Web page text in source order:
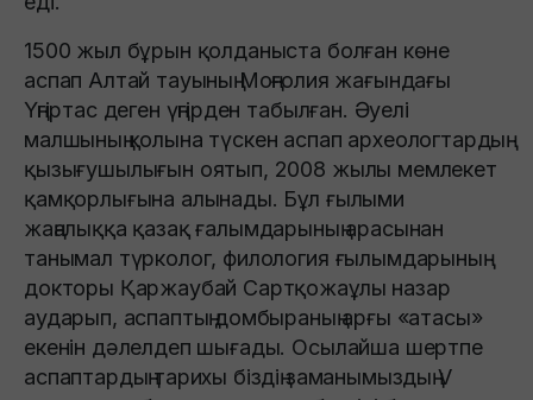
1500 жыл бұрын қолданыста болған көне
аспап Алтай тауының Моңғолия жағындағы
Үңгіртас деген үңгірден табылған. Әуелі
малшының қолына түскен аспап археологтардың
қызығушылығын оятып, 2008 жылы мемлекет
қамқорлығына алынады. Бұл ғылыми
жаңалыққа қазақ ғалымдарының арасынан
танымал түрколог, филология ғылымдарының
докторы Қаржаубай Сартқожаұлы назар
аударып, аспаптың домбыраның арғы «атасы»
екенін дәлелдеп шығады. Осылайша шертпе
аспаптардың тарихы біздің заманымыздың V